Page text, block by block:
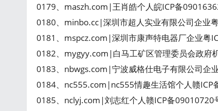
0179、maszh.com|王肖皓个人皖ICP备
0180、minbo.cc|深圳市超人实业有限公司企业
0181、mspcz.com|深圳市康声特电器厂企业粤
0182、mygyy.com|白马工矿区管理委员会政府
0183、nbwgs.com|宁波威格仕电子有限公司企
0184、nc555.com|nc555情趣生活馆个人赣ICP
0185、nclyj.com|刘志红个人赣ICP备09010720